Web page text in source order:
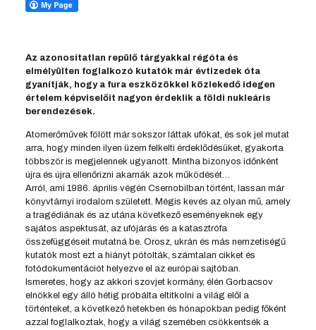
Az azonosítatlan repülő tárgyakkal régóta és
elmélyülten foglalkozó kutatók már évtizedek óta
gyanítják, hogy a fura eszközökkel közlekedő idegen
értelem képviselőit nagyon érdeklik a földi nukleáris
berendezések.
Atomerőművek fölött már sokszor láttak ufókat, és sok jel mutat
arra, hogy minden ilyen üzem felkelti érdeklődésüket, gyakorta
többször is megjelennek ugyanott. Mintha bizonyos időnként
újra és újra ellenőrizni akarnák azok működését…
Arról, ami 1986. április végén Csernobilban történt, lassan már
könyvtárnyi irodalom született. Mégis kevés az olyan mű, amely
a tragédiának és az utána következő eseményeknek egy
sajátos aspektusát, az ufójárás és a katasztrófa
összefüggéseit mutatná be. Orosz, ukrán és más nemzetiségű
kutatók most ezt a hiányt pótolták, számtalan cikket és
fotódokumentációt helyezve el az európai sajtóban.
Ismeretes, hogy az akkori szovjet kormány, élén Gorbacsov
elnökkel egy álló hétig próbálta eltitkolni a világ elől a
történteket, a következő hetekben és hónapokban pedig főként
azzal foglalkoztak, hogy a világ szemében csökkentsék a